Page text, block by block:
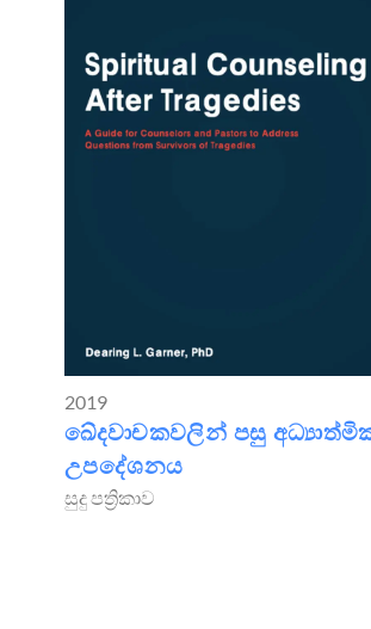
2019
ඛේදවාචකවලින් පසු
උපදේශනය
සුදු පත්‍රිකාව